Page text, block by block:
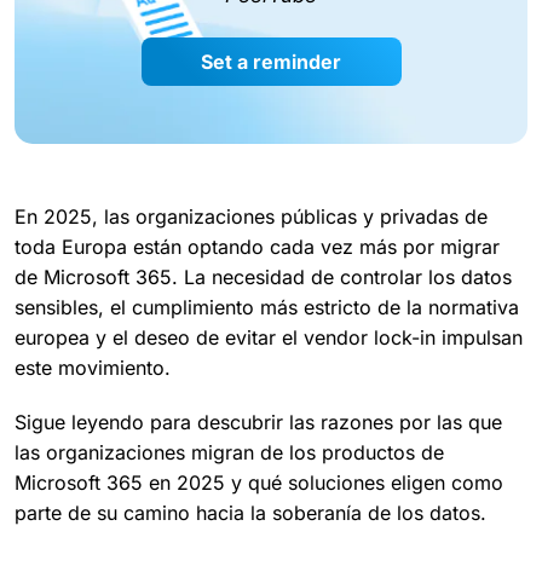
Set a reminder
En 2025, las organizaciones públicas y privadas de
toda Europa están optando cada vez más por migrar
de Microsoft 365. La necesidad de controlar los datos
sensibles, el cumplimiento más estricto de la normativa
europea y el deseo de evitar el vendor lock-in impulsan
este movimiento.
Sigue leyendo para descubrir las razones por las que
las organizaciones migran de los productos de
Microsoft 365 en 2025 y qué soluciones eligen como
parte de su camino hacia la soberanía de los datos.